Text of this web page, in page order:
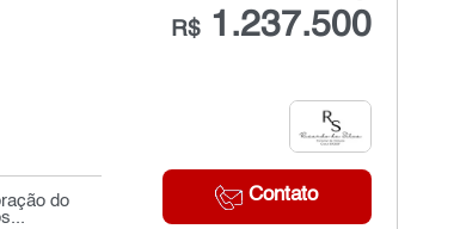
R$1.237.500
Contato
do